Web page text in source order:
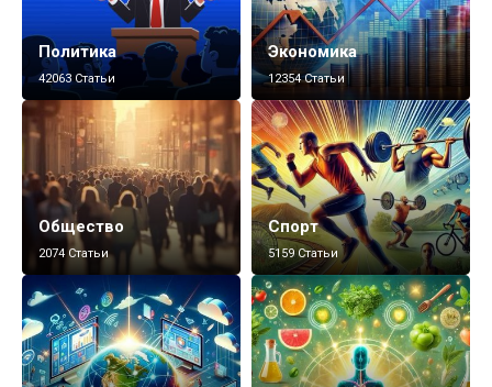
Политика
42063 Статьи
Экономика
12354 Статьи
Общество
2074 Статьи
Спорт
5159 Статьи